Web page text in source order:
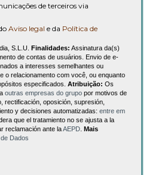
de terceiros via
Aviso legal e da Política de
S.L.U. Finalidades: Assinatura da(s)
de contas de usuários. Envio de e-
a interesses semelhantes ou
o relacionamento com você, ou enquanto
especificados. Atribuição: Os
outras empresas do grupo por motivos de
rectificación, oposición, supresión,
y decisiones automatizadas: entre em
que el tratamiento no se ajusta a la
reclamación ante laAEPD Mais
Dados